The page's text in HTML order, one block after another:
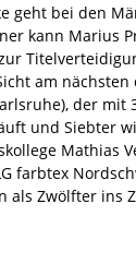
geht bei den
kann Marius
am
der mit
und Siebter
Mathias
farbtex
als Zwölfter ins